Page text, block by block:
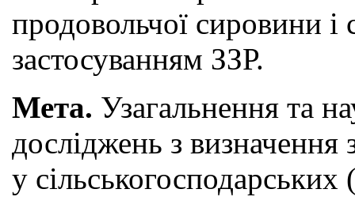
продовольчої сировини
застосуванням ЗЗР.
Мета. Узагальнення та
досліджень з
у